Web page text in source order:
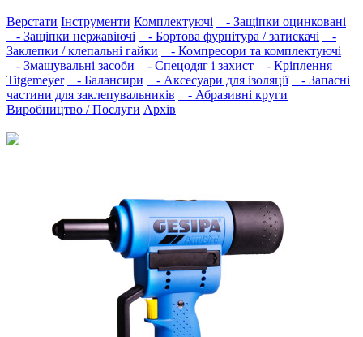
Верстати Інструменти Комплектуючі
- Защіпки оцинковані
- Защіпки нержавіючі
- Бортова фурнітура / затискачі
-
Заклепки / клепальні гайки
- Компресори та комплектуючі
- Змащувальні засоби
- Спецодяг і захист
- Кріплення
Titgemeyer
- Балансири - Аксесуари для ізоляції
- Запасні
частини для заклепувальників
- Абразивні круги
Виробництво / Послуги Архів